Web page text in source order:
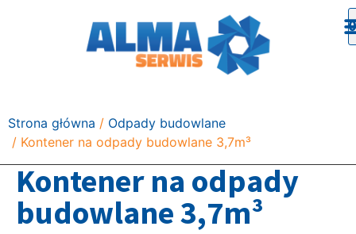
Strona główna / Odpady budowlane
/ Kontener na odpady budowlane 3,7m³
Kontener na odpady
budowlane 3,7m³